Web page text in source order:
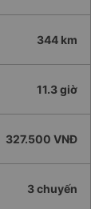
344 km
11.3 giờ
327.500 VNĐ
3 chuyến